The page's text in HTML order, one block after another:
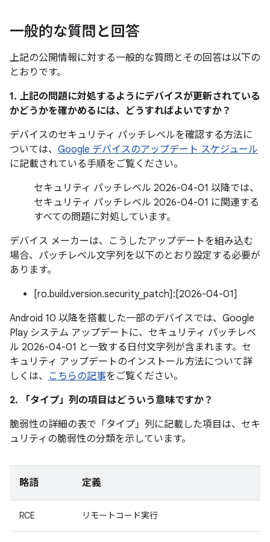
一般的な質問と回答
上記の公開情報に対する一般的な質問とその回答は以下の
とおりです。
1. 上記の問題に対処するようにデバイスが更新されている
かどうかを確かめるには、どうすればよいですか？
デバイスのセキュリティ パッチレベルを確認する方法に
ついては、 Google デバイスのアップデート スケジュール
に記載されている手順をご覧ください。
セキュリティ パッチレベル 2026-04-01 以降では、
セキュリティ パッチレベル 2026-04-01 に関連する
すべての問題に対処しています。
デバイス メーカーは、こうしたアップデートを組み込む
場合、パッチレベル文字列を以下のとおり設定する必要が
あります。
[ro.build.version.security_patch]:[2026-04-01]
Android 10 以降を搭載した一部のデバイスでは、Google
Play システム アップデートに、セキュリティ パッチレベ
ル 2026-04-01 と一致する日付文字列が含まれます。セ
キュリティ アップデートのインストール方法について詳
しくは、 こちらの記事をご覧ください。
2. 「タイプ」 列の項目はどういう意味ですか？
脆弱性の詳細の表で「タイプ」 列に記載した項目は、セキ
ュリティの脆弱性の分類を示しています。
略語 定義
RCE リモートコード実行